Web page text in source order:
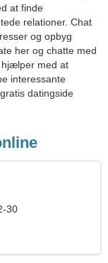
at finde
relationer. Chat
og opbyg
her og chatte med
med at
interessante
datingside
30